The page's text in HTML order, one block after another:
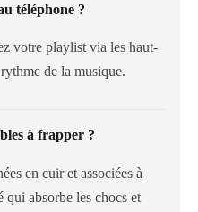
téléphone ?
votre playlist via les haut-
de la musique.
à frapper ?
en cuir et associées à
qui absorbe les chocs et